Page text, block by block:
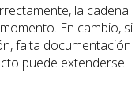
la cadena
En cambio, si
falta documentación
puede extenderse